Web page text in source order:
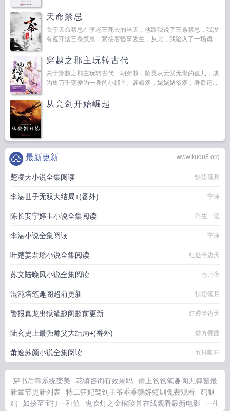
天命禁忌
关于天命禁忌在李老三死去的当天，他跟我说了三条禁忌，我没
有遵守这三条禁忌，紧接着怪事发生，从此，我陷入了一场诡...
穿越之郡主玩转古代
关于穿越之郡主玩转古代一朝穿越，陌灵从无父无母的孤儿，成
为集万千宠爱为一身的小郡主。爹娘疼，姥姥姥爷疼，身后还...
从亮剑开始崛起
...
www.kudu8.org
最新更新
楚凌天小说全集阅读 惊蛰落月
李湛世子无双大结局+(番外) 宁峥
陈长安宁婷玉小说全集阅读 浮生一诺
李湛小说全集阅读 宁峥
叶楚姜君瑶小说全集阅读 红透半边天
苏文陆晚风小说全集阅读 苍月夜
混沌塔笔趣阁超前更新 惊蛰落月
警报真龙出狱笔趣阁超前更新 红透半边天
陆玄史上最强师父大结局+(番外) 炒方便面
萧逸苏颜小说全集阅读 五杯咖啡
穿书后靠系统变美 花镇咨询有效果吗
偷上爸爸笔趣阁无弹窗最
新章节更新列表
特工狂妃驾到王爷乖乖躺好短剧免费观看
鸡腿
鸡
如获至宝打一和值 鬼吹灯之金棺陵兽在线观看最新电影
一生